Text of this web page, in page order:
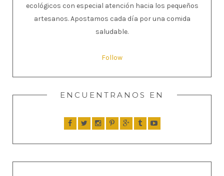
ecológicos con especial atención hacia los pequeños
artesanos. Apostamos cada día por una comida
saludable.
Follow
ENCUENTRANOS EN